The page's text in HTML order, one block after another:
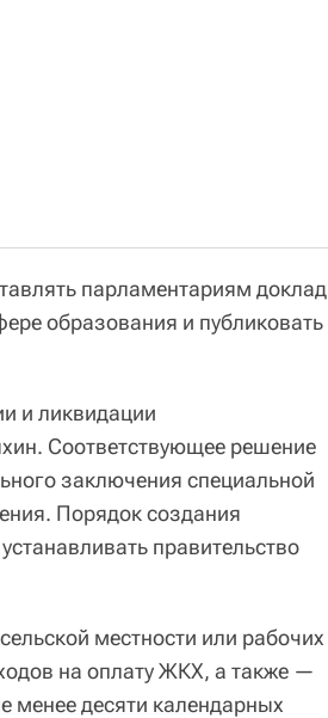
парламентариям доклад
образования и публиковать
и ликвидации
Соответствующее решение
заключения специальной
Порядок создания
правительство
местности или рабочих
на оплату ЖКХ, а также —
менее десяти календарных